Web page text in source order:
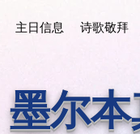
主日信息 诗歌敬拜
墨尔